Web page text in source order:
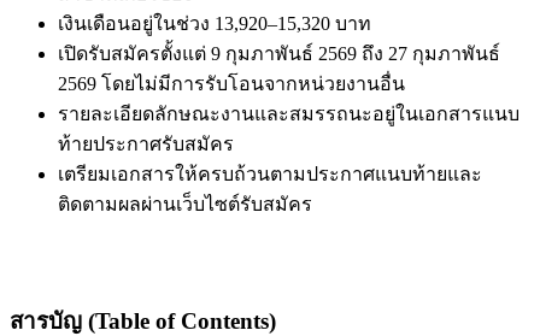
เงินเดือนอยู่ในช่วง 13,920–15,320 บาท
เปิดรับสมัครตั้งแต่ 9 กุมภาพันธ์ 2569 ถึง 27 กุมภาพันธ์
2569 โดยไม่มีการรับโอนจากหน่วยงานอื่น
รายละเอียดลักษณะงานและสมรรถนะอยู่ในเอกสารแนบ
ท้ายประกาศรับสมัคร
เตรียมเอกสารให้ครบถ้วนตามประกาศแนบท้ายและ
ติดตามผลผ่านเว็บไซต์รับสมัคร
สารบัญ (Table of Contents)